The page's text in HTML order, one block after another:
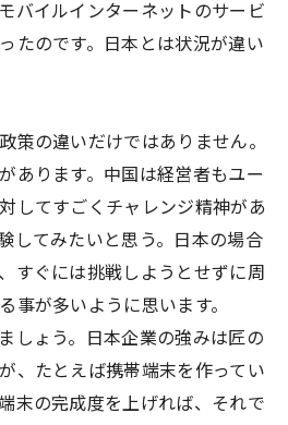
バイルインターネットのサービ
たのです。日本とは状況が違い
策の違いだけではありません。
あります。中国は経営者もユー
してすごくチャレンジ精神があ
してみたいと思う。日本の場合
すぐには挑戦しようとせずに周
事が多いように思います。
しょう。日本企業の強みは匠の
、たとえば携帯端末を作ってい
末の完成度を上げれば、それで